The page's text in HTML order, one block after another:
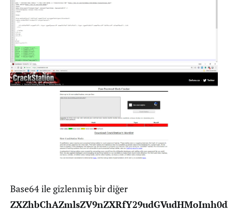
Base64 ile gizlenmiş bir diğer